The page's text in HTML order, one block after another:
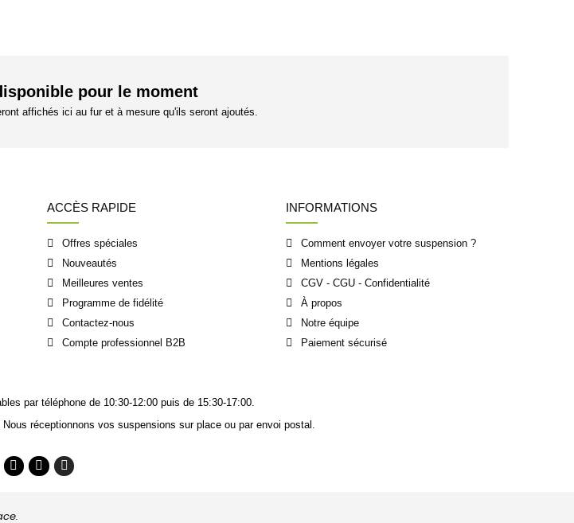
pour le moment
affichés ici au fur et à mesure qu'ils seront ajoutés.
ACCÈS RAPIDE
Offres spéciales
Nouveautés
Meilleures ventes
Programme de fidélité
Contactez-nous
Compte professionnel B2B
INFORMATIONS
Comment envoyer votre suspension ?
Mentions légales
CGV - CGU - Confidentialité
À propos
Notre équipe
Paiement sécurisé
par téléphone de 10:30-12:00 puis de 15:30-17:00.
réceptionnons vos suspensions sur place ou par envoi postal.